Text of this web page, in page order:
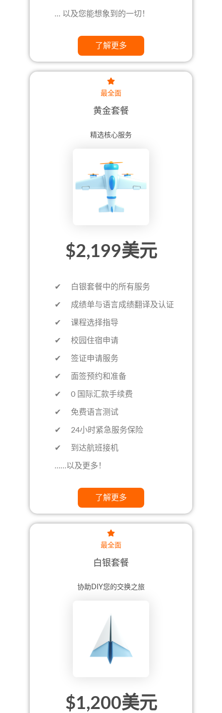
… 以及您能想象到的一切！
了解更多
最全面
黄金套餐
精选核心服务
$2,199美元
✔ 白银套餐中的所有服务
✔ 成绩单与语言成绩翻译及认证
✔ 课程选择指导
✔ 校园住宿申请
✔ 签证申请服务
✔ 面签预约和准备
✔ 0 国际汇款手续费
✔ 免费语言测试
✔ 24小时紧急服务保险
✔ 到达航班接机
……以及更多！
了解更多
最全面
白银套餐
协助DIY您的交换之旅
$1,200美元